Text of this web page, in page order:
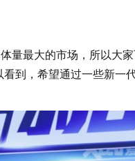
量最大的市场，所以大家
到，希望通过一些新一